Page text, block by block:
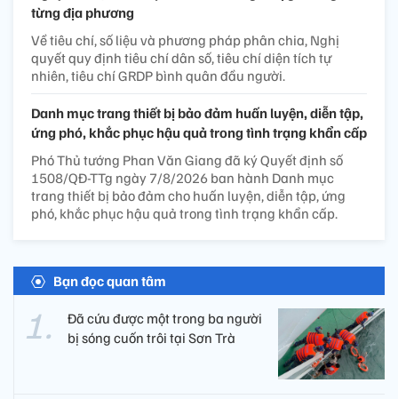
từng địa phương
Về tiêu chí, số liệu và phương pháp phân chia, Nghị
quyết quy định tiêu chí dân số, tiêu chí diện tích tự
nhiên, tiêu chí GRDP bình quân đầu người.
Danh mục trang thiết bị bảo đảm huấn luyện, diễn tập,
ứng phó, khắc phục hậu quả trong tình trạng khẩn cấp
Phó Thủ tướng Phan Văn Giang đã ký Quyết định số
1508/QĐ-TTg ngày 7/8/2026 ban hành Danh mục
trang thiết bị bảo đảm cho huấn luyện, diễn tập, ứng
phó, khắc phục hậu quả trong tình trạng khẩn cấp.
Bạn đọc quan tâm
Đã cứu được một trong ba người
bị sóng cuốn trôi tại Sơn Trà